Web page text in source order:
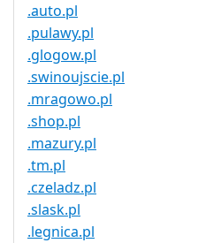
.auto.pl
.pulawy.pl
.glogow.pl
.swinoujscie.pl
.mragowo.pl
.shop.pl
.mazury.pl
.tm.pl
.czeladz.pl
.slask.pl
.legnica.pl